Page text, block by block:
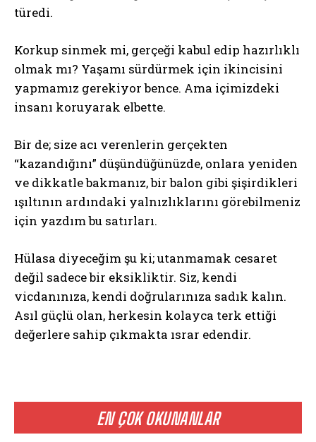
EN ÇOK OKUNANLAR
türedi.
Korkup sinmek mi, gerçeği kabul edip hazırlıklı
olmak mı? Yaşamı sürdürmek için ikincisini
yapmamız gerekiyor bence. Ama içimizdeki
insanı koruyarak elbette.
Bir de; size acı verenlerin gerçekten
“kazandığını” düşündüğünüzde, onlara yeniden
ve dikkatle bakmanız, bir balon gibi şişirdikleri
ışıltının ardındaki yalnızlıklarını görebilmeniz
için yazdım bu satırları.
Hülasa diyeceğim şu ki; utanmamak cesaret
değil sadece bir eksikliktir. Siz, kendi
vicdanınıza, kendi doğrularınıza sadık kalın.
Asıl güçlü olan, herkesin kolayca terk ettiği
değerlere sahip çıkmakta ısrar edendir.